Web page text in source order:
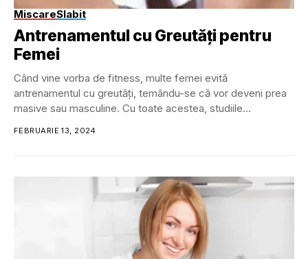
MiscareSlabit
Antrenamentul cu Greutăți pentru
Femei
Când vine vorba de fitness, multe femei evită
antrenamentul cu greutăți, temându-se că vor deveni prea
masive sau masculine. Cu toate acestea, studiile...
FEBRUARIE 13, 2024